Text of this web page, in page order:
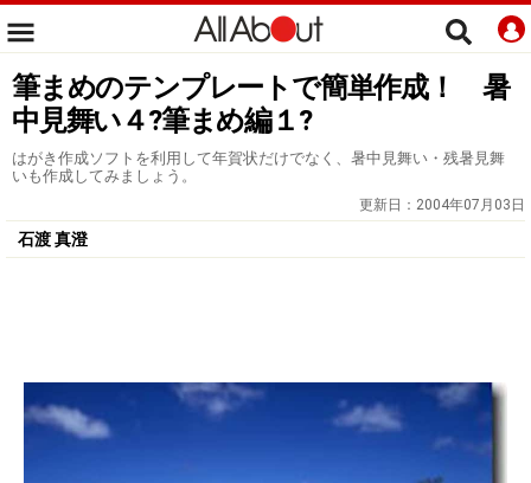
筆まめのテンプレートで簡単作成！ 暑
中見舞い４?筆まめ編１?
はがき作成ソフトを利用して年賀状だけでなく、暑中見舞い・残暑見舞
いも作成してみましょう。
更新日： 2004年07月03日
石渡 真澄